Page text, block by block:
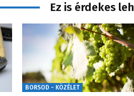
Ez is érdekes
BORSOD - KÖZÉLET